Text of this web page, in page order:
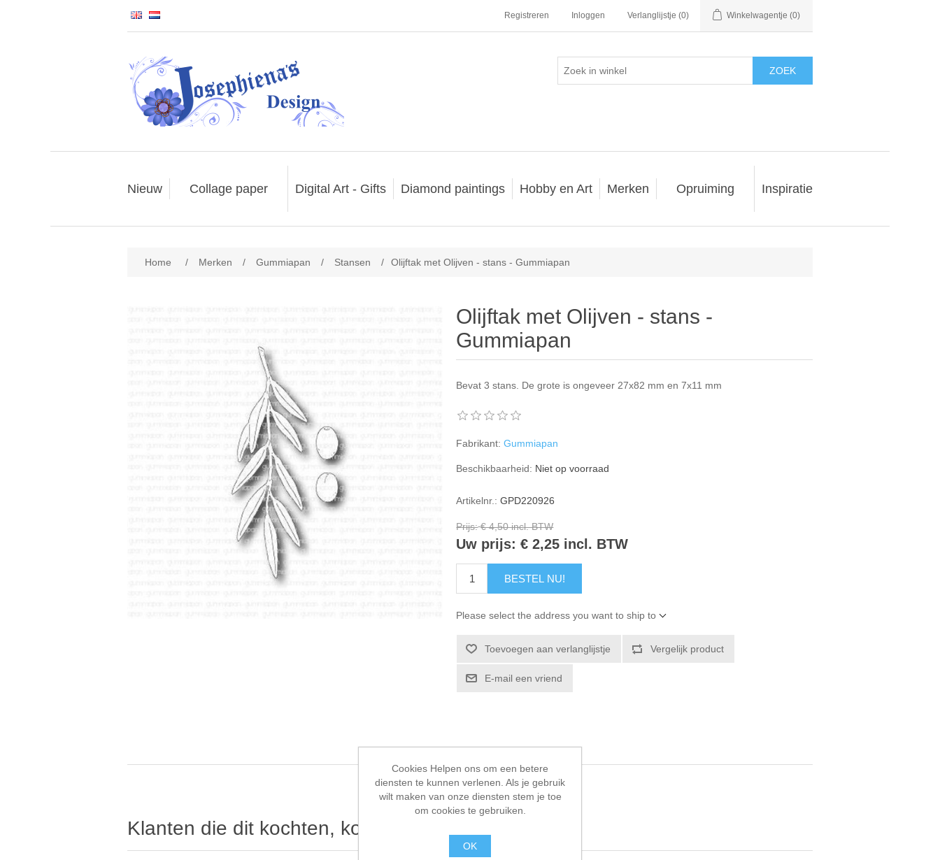
Registreren Inloggen Verlanglijstje (0) Winkelwagentje (0)
ZOEK
Nieuw Collage paper Digital Art - Gifts Diamond paintings Hobby en Art Merken Opruiming Inspiratie
Home / Merken / Gummiapan / Stansen / Olijftak met Olijven - stans - Gummiapan
Olijftak met Olijven - stans -
Gummiapan
Bevat 3 stans. De grote is ongeveer 27x82 mm en 7x11 mm
Fabrikant: Gummiapan
Beschikbaarheid: Niet op voorraad
Artikelnr.: GPD220926
Prijs: € 4,50 incl. BTW
Uw prijs: € 2,25 incl. BTW
BESTEL NU!
Please select the address you want to ship to
Toevoegen aan verlanglijstje Vergelijk product
E-mail een vriend
Klanten die dit kochten, kochten ook
Cookies Helpen ons om een betere
diensten te kunnen verlenen. Als je gebruik
wilt maken van onze diensten stem je toe
om cookies te gebruiken.
OK